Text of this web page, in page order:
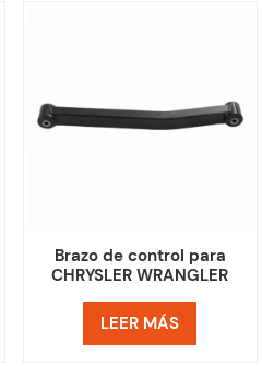
Brazo de control para
CHRYSLER WRANGLER
LEER MÁS